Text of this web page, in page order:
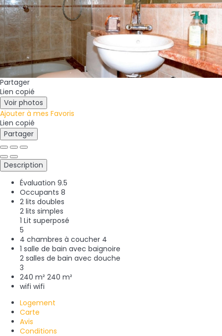
Partager
Lien copié
Voir photos
Ajouter à mes Favoris
Lien copié
Partager
Description
Évaluation 9.5
Occupants 8
2 lits doubles
2 lits simples
1 Lit superposé
5
4 chambres à coucher 4
1 salle de bain avec baignoire
2 salles de bain avec douche
3
240 m² 240 m²
wifi wifi
Logement
Carte
Avis
Conditions